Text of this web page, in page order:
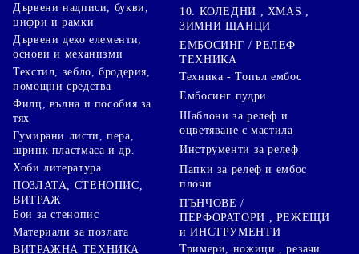
Дървени надписи, букви,
цифри и рамки
Дървени деко елементи,
основи и механизми
Текстил, зебло, бродерия,
помощни средства
Филц, вълна и пособия за
тях
Гумирани листи, пера,
шринк пластмаса и др.
Хоби литература
ПОЗЛАТА, СТЕНОПИС,
ВИТРАЖ
Бои за стенопис
Материали за позлата
ВИТРАЖНА ТЕХНИКА
10. КОЛЕДНИ , XMAS ,
ЗИМНИ ЩАНЦИ
ЕМБОСИНГ / РЕЛЕФ
ТЕХНИКА
Техника - Топъл ембос
Ембосинг пудри
Шаблони за релеф и
оцветяване с мастила
Инструменти за релеф
Папки за релеф и ембос
плочи
ПЪНЧОВЕ /
ПЕРФОРАТОРИ , РЕЖЕЩИ
и ИНСТРУМЕНТИ
Тримери, ножици , резачи